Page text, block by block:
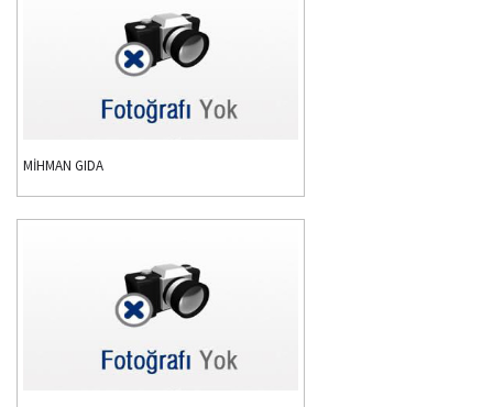
MİHMAN GIDA